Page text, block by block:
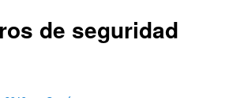
de seguridad